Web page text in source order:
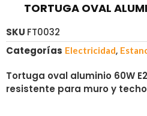
TORTUGA OVAL
SKU FT0032
Categorías Electricidad,
Tortuga oval aluminio 60W
resistente para muro y